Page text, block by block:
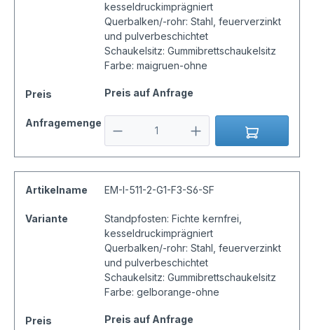
kesseldruckimprägniert
Querbalken/-rohr: Stahl, feuerverzinkt
und pulverbeschichtet
Schaukelsitz: Gummibrettschaukelsitz
Farbe: maigruen-ohne
Preis Preis auf Anfrage
Anfragemenge
Artikelname EM-I-511-2-G1-F3-S6-SF
Variante
Standpfosten: Fichte kernfrei,
kesseldruckimprägniert
Querbalken/-rohr: Stahl, feuerverzinkt
und pulverbeschichtet
Schaukelsitz: Gummibrettschaukelsitz
Farbe: gelborange-ohne
Preis Preis auf Anfrage